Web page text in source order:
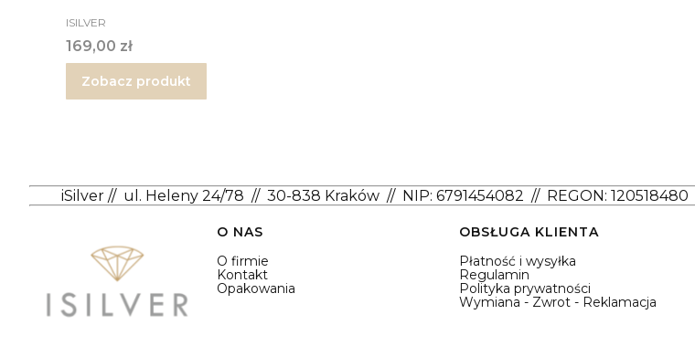
PRODUCENT
ISILVER
Cena
169,00 zł
Zobacz produkt
iSilver// ul. Heleny 24/78 // 30-838 Kraków// NIP: 6791454082 // REGON: 120518480
Linki w stopce
O NAS
O firmie
Kontakt
Opakowania
OBSŁUGA KLIENTA
Płatność i wysyłka
Regulamin
Polityka prywatności
Wymiana - Zwrot - Reklamacja